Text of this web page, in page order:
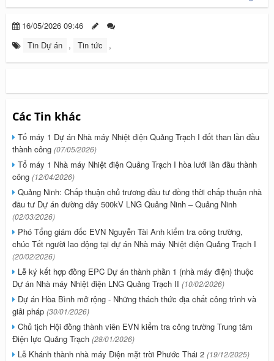
16/05/2026 09:46
Tin Dự án , Tin tức ,
Các Tin khác
Tổ máy 1 Dự án Nhà máy Nhiệt điện Quảng Trạch I đốt than lần đầu
thành công (07/05/2026)
Tổ máy 1 Nhà máy Nhiệt điện Quảng Trạch I hòa lưới lần đầu thành
công (12/04/2026)
Quảng Ninh: Chấp thuận chủ trương đầu tư đồng thời chấp thuận nhà
đầu tư Dự án đường dây 500kV LNG Quảng Ninh – Quảng Ninh
(02/03/2026)
Phó Tổng giám đốc EVN Nguyễn Tài Anh kiểm tra công trường,
chúc Tết người lao động tại dự án Nhà máy Nhiệt điện Quảng Trạch I
(20/02/2026)
Lễ ký kết hợp đồng EPC Dự án thành phần 1 (nhà máy điện) thuộc
Dự án Nhà máy Nhiệt điện LNG Quảng Trạch II (10/02/2026)
Dự án Hòa Bình mở rộng - Những thách thức địa chất công trình và
giải pháp (30/01/2026)
Chủ tịch Hội đồng thành viên EVN kiểm tra công trường Trung tâm
Điện lực Quảng Trạch (28/01/2026)
Lễ Khánh thành nhà máy Điện mặt trời Phước Thái 2 (19/12/2025)